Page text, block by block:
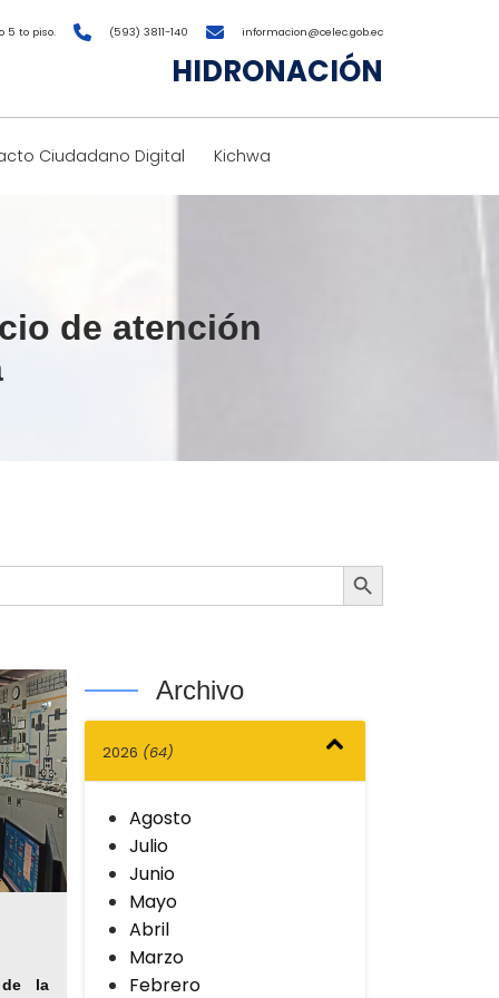
5 to piso. (593) 3811-140 informacion@celec.gob.ec
HIDRONACIÓN
Ciudadano Digital Kichwa
de atención
Botón de búsqueda
de la
Archivo
2026 (64)
Agosto
Julio
Junio
Mayo
Abril
Marzo
Febrero